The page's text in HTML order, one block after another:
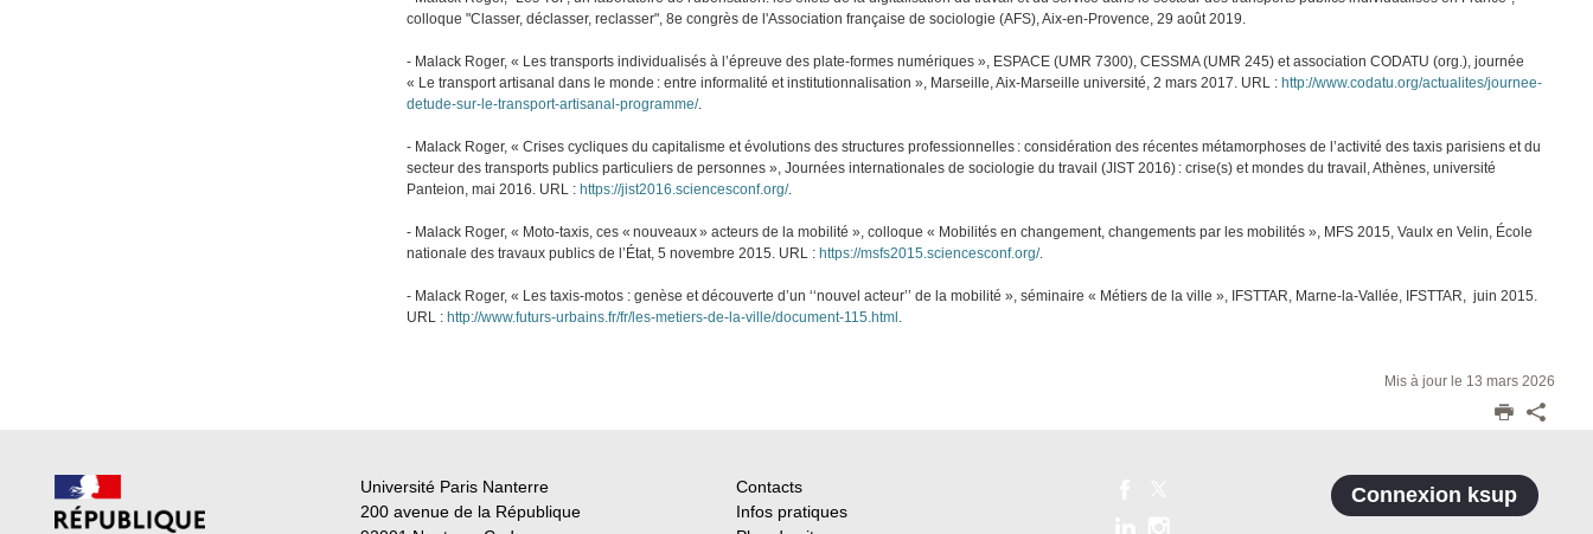
colloque "Classer, déclasser, reclasser", 8e congrès de l'Association française de sociologie (AFS), Aix-en-Provence, 29 août 2019.
- Malack Roger, « Les transports individualisés à l’épreuve des plate-formes numériques », ESPACE (UMR 7300), CESSMA (UMR 245) et association CODATU (org.), journée
« Le transport artisanal dans le monde : entre informalité et institutionnalisation », Marseille, Aix-Marseille université, 2 mars 2017. URL : http://www.codatu.org/actualites/journee-
detude-sur-le-transport-artisanal-programme/.
- Malack Roger, « Crises cycliques du capitalisme et évolutions des structures professionnelles : considération des récentes métamorphoses de l’activité des taxis parisiens et du
secteur des transports publics particuliers de personnes », Journées internationales de sociologie du travail (JIST 2016) : crise(s) et mondes du travail, Athènes, université
Panteion, mai 2016. URL : https://jist2016.sciencesconf.org/.
- Malack Roger, « Moto-taxis, ces « nouveaux » acteurs de la mobilité », colloque « Mobilités en changement, changements par les mobilités », MFS 2015, Vaulx en Velin, École
nationale des travaux publics de l’État, 5 novembre 2015. URL : https://msfs2015.sciencesconf.org/.
- Malack Roger, « Les taxis-motos : genèse et découverte d’un ‘‘nouvel acteur’’ de la mobilité », séminaire « Métiers de la ville », IFSTTAR, Marne-la-Vallée, IFSTTAR, juin 2015.
URL : http://www.futurs-urbains.fr/fr/les-metiers-de-la-ville/document-115.html .
Mis à jour le 13 mars 2026
Université Paris Nanterre
200 avenue de la République
Contacts
Infos pratiques
Connexion ksup